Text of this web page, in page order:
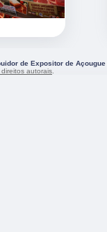
de Expositor de Açougue
autorais